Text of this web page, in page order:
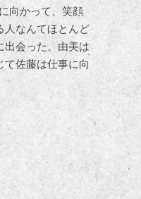
向かって、笑顔
人なんてほとんど
会った。由美は
て佐藤は仕事に向